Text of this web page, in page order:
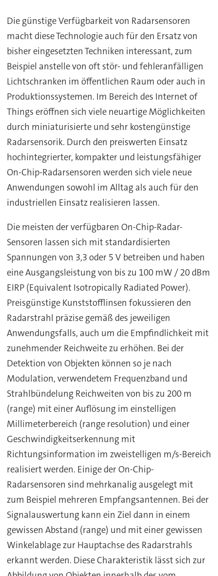
Die günstige Verfügbarkeit von Radarsensoren
macht diese Technologie auch für den Ersatz von
bisher eingesetzten Techniken interessant, zum
Beispiel anstelle von oft stör- und fehleranfälligen
Lichtschranken im öffentlichen Raum oder auch in
Produktionssystemen. Im Bereich des Internet of
Things eröffnen sich viele neuartige Möglichkeiten
durch miniaturisierte und sehr kostengünstige
Radarsensorik. Durch den preiswerten Einsatz
hochintegrierter, kompakter und leistungsfähiger
On-Chip-Radarsensoren werden sich viele neue
Anwendungen sowohl im Alltag als auch für den
industriellen Einsatz realisieren lassen.
Die meisten der verfügbaren On-Chip-Radar-
Sensoren lassen sich mit standardisierten
Spannungen von 3,3 oder 5 V betreiben und haben
eine Ausgangsleistung von bis zu 100 mW / 20 dBm
EIRP (Equivalent Isotropically Radiated Power).
Preisgünstige Kunststofflinsen fokussieren den
Radarstrahl präzise gemäß des jeweiligen
Anwendungsfalls, auch um die Empfindlichkeit mit
zunehmender Reichweite zu erhöhen. Bei der
Detektion von Objekten können so je nach
Modulation, verwendetem Frequenzband und
Strahlbündelung Reichweiten von bis zu 200 m
(range) mit einer Auflösung im einstelligen
Millimeterbereich (range resolution) und einer
Geschwindigkeitserkennung mit
Richtungsinformation im zweistelligen m/s-Bereich
realisiert werden. Einige der On-Chip-
Radarsensoren sind mehrkanalig ausgelegt mit
zum Beispiel mehreren Empfangsantennen. Bei der
Signalauswertung kann ein Ziel dann in einem
gewissen Abstand (range) und mit einer gewissen
Winkelablage zur Hauptachse des Radarstrahls
erkannt werden. Diese Charakteristik lässt sich zur